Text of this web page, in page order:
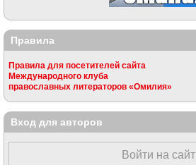
Правила
Правила для посетителей сайта
Международного клуба
православных литераторов «Омилия»
Вход для авторов
Войти на сайт